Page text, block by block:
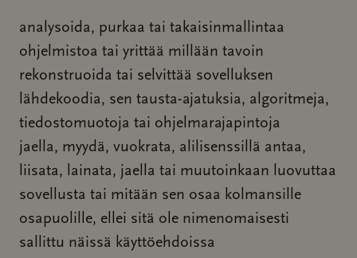
analysoida, purkaa tai takaisinmallintaa
ohjelmistoa tai yrittää millään tavoin
rekonstruoida tai selvittää sovelluksen
lähdekoodia, sen tausta-ajatuksia, algoritmeja,
tiedostomuotoja tai ohjelmarajapintoja
jaella, myydä, vuokrata, alilisenssillä antaa,
liisata, lainata, jaella tai muutoinkaan luovuttaa
sovellusta tai mitään sen osaa kolmansille
osapuolille, ellei sitä ole nimenomaisesti
sallittu näissä käyttöehdoissa